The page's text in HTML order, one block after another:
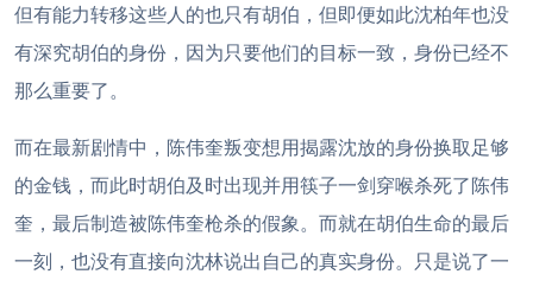
但有能力转移这些人的也只有胡伯，但即便如此沈柏年也没
有深究胡伯的身份，因为只要他们的目标一致，身份已经不
那么重要了。
而在最新剧情中，陈伟奎叛变想用揭露沈放的身份换取足够
的金钱，而此时胡伯及时出现并用筷子一剑穿喉杀死了陈伟
奎，最后制造被陈伟奎枪杀的假象。而就在胡伯生命的最后
一刻，也没有直接向沈林说出自己的真实身份。只是说了一